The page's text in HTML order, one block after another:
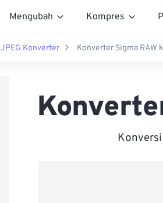
Mengubah Kompres
JPEG Konverter Konverter Sigma RAW
Konversi